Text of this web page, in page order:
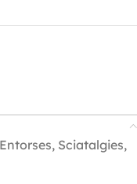
Sciatalgies,